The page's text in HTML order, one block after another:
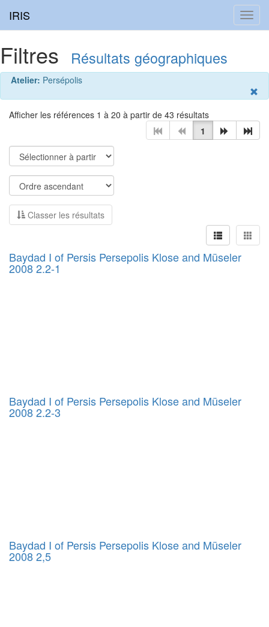
IRIS
Filtres Résultats géographiques
Atelier: Persépolis
Afficher les références 1 à 20 à partir de 43 résultats
1
Classer les résultats
Baydad I of Persis Persepolis Klose and Müseler
2008 2.2-1
Baydad I of Persis Persepolis Klose and Müseler
2008 2.2-3
Baydad I of Persis Persepolis Klose and Müseler
2008 2,5